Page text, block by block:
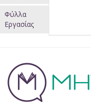
Φύλλα
Εργασίας